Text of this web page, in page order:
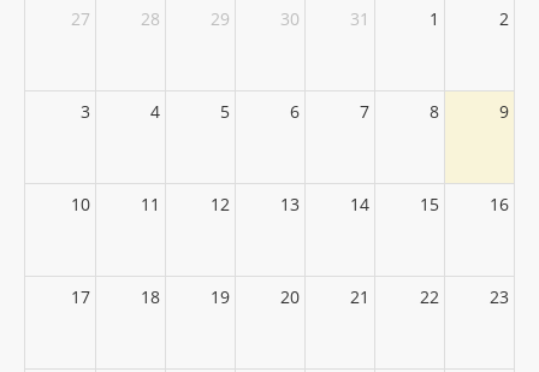
27
28 29 30 31 1 2
3 4 5 6 7 8 9
10 11 12 13 14 15 16
17 18 19 20 21 22 23